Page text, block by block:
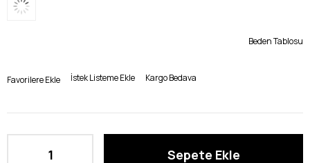
Beden Tablosu
Favorilere Ekle İstek Listeme Ekle Kargo Bedava